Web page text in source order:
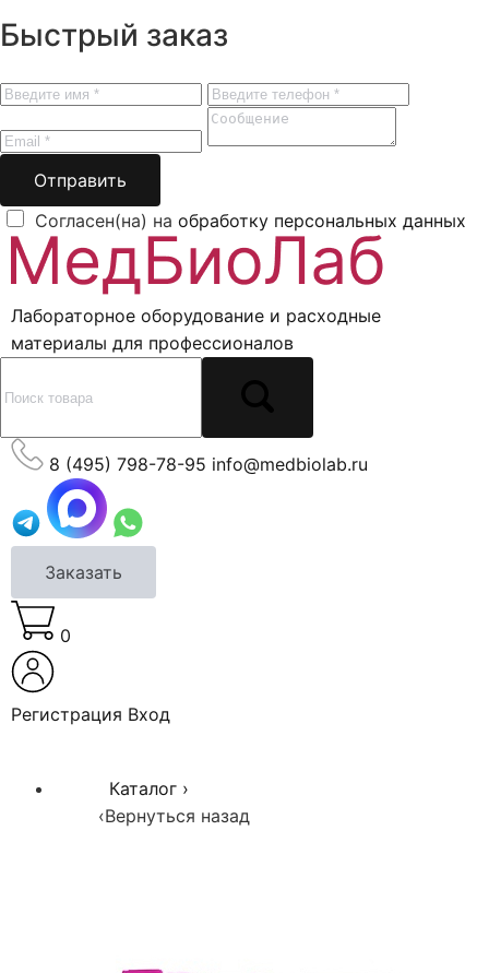
Быстрый заказ
Отправить
Согласен(на) на обработку персональных данных
Лабораторное оборудование и расходные
материалы для профессионалов
8 (495) 798-78-95 info@medbiolab.ru
Заказать
0
Регистрация Вход
Каталог ›
‹Вернуться назад